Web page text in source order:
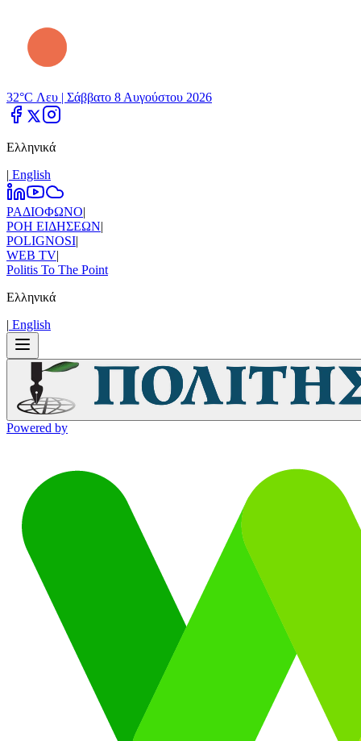
32°C Λευ | Σάββατο 8 Αυγούστου 2026
Ελληνικά
| Εnglish
ΡΑΔΙΟΦΩΝΟ|
ΡΟΗ ΕΙΔΗΣΕΩΝ|
POLIGNOSI|
WEB TV|
Politis To The Point
Ελληνικά
| Εnglish
Powered by